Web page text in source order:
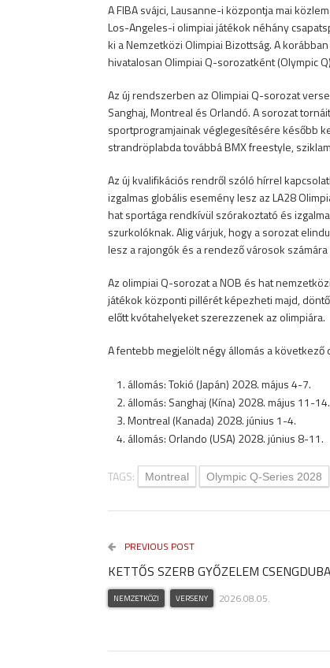
A FIBA svájci, Lausanne-i központja mai
Los-Angeles-i olimpiai játékok néhány
ki a Nemzetközi Olimpiai Bizottság. A
hivatalosan Olimpiai Q-sorozatként (Olympic
Az új rendszerben az Olimpiai Q-sorozat
Sanghaj, Montreal és Orlandó. A sorozat
sportprogramjainak véglegesítésére később
strandröplabda továbbá BMX freestyle,
Az új kvalifikációs rendről szóló hírrel
izgalmas globális esemény lesz az LA28
hat sportága rendkívül szórakoztató és
szurkolóknak. Alig várjuk, hogy a sorozat
lesz a rajongók és a rendező városok
Az olimpiai Q-sorozat a NOB és hat
játékok központi pillérét képezheti majd,
előtt kvótahelyeket szerezzenek az olimpiára.
A fentebb megjelölt négy állomás a
állomás: Tokió (Japán) 2028. május 4-7.
állomás: Sanghaj (Kína) 2028. május 11-14.
Montreal (Kanada) 2028. június 1-4.
állomás: Orlando (USA) 2028. június 8-11.
TAGS: Montreal Olympic Q-Series 2028
PREVIOUS POST
KETTŐS SZERB GYŐZELEM
NEMZETKÖZI VERSENY 2026.08.05.